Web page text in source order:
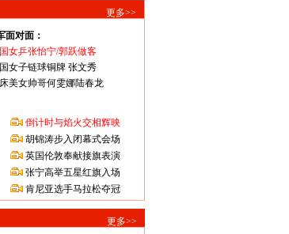
更多>>
面对面：
女乒张怡宁/郭跃做客
女子链球铜牌 张文秀
美女帅哥何雯娜陆春龙
倒计时与焰火交相辉映
胡锦涛步入闭幕式会场
英国伦敦奉献接旗表演
张宁高举五星红旗入场
肯尼亚选手马拉松夺冠
更多>>